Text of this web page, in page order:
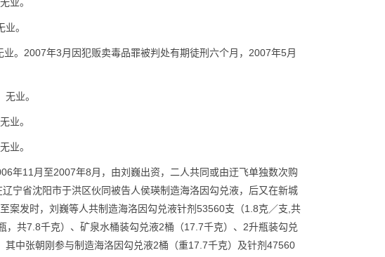
。
。2007年3月因犯贩卖毒品罪被判处有期徒刑六个月，2007年5月
业。
业。
业。
年11月至2007年8月，由刘巍出资，二人共同或由迂飞单独数次购
宁省沈阳市于洪区伙同被告人侯瑛制造海洛因勾兑液，后又在新城
案发时，刘巍等人共制造海洛因勾兑液针剂53560支（1.8克／支,共
共7.8千克）、矿泉水桶装勾兑液2桶（17.7千克）、2升瓶装勾兑
中张朝刚参与制造海洛因勾兑液2桶（重17.7千克）及针剂47560